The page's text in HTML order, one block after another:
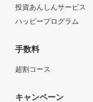
投資あんしんサービス
ハッピープログラム
手数料
超割コース
キャンペーン